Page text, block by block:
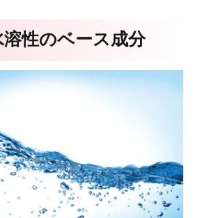
性のベース成分